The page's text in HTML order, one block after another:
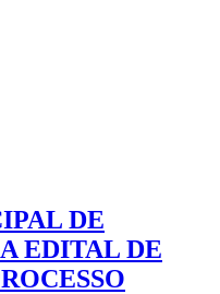
DE
EDITAL DE